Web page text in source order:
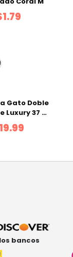
Gato Doble
Luxury 37 x
x 11.8 cm
bancos